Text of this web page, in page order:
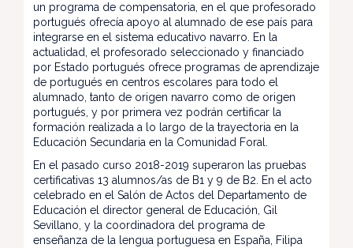
un programa de compensatoria, en el que profesorado
portugués ofrecía apoyo al alumnado de ese país para
integrarse en el sistema educativo navarro. En la
actualidad, el profesorado seleccionado y financiado
por Estado portugués ofrece programas de aprendizaje
de portugués en centros escolares para todo el
alumnado, tanto de origen navarro como de origen
portugués, y por primera vez podrán certificar la
formación realizada a lo largo de la trayectoria en la
Educación Secundaria en la Comunidad Foral.
En el pasado curso 2018-2019 superaron las pruebas
certificativas 13 alumnos/as de B1 y 9 de B2. En el acto
celebrado en el Salón de Actos del Departamento de
Educación el director general de Educación, Gil
Sevillano, y la coordinadora del programa de
enseñanza de la lengua portuguesa en España, Filipa